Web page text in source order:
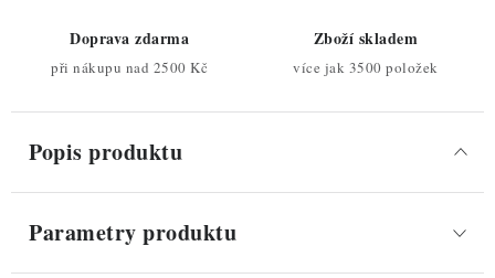
Doprava zdarma
při nákupu nad 2500 Kč
Zboží skladem
více jak 3500 položek
Popis produktu
Parametry produktu